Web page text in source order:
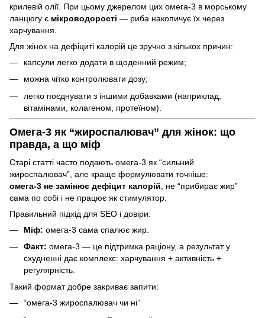
крилевій олії. При цьому джерелом цих омега-3 в морському
ланцюгу є мікроводорості — риба накопичує їх через
харчування.
Для жінок на дефіциті калорій це зручно з кількох причин:
капсули легко додати в щоденний режим;
можна чітко контролювати дозу;
легко поєднувати з іншими добавками (наприклад,
вітамінами, колагеном, протеїном).
Омега-3 як “жироспалювач” для жінок: що
правда, а що міф
Старі статті часто подають омега-3 як “сильний
жироспалювач”, але краще формулювати точніше:
омега-3 не замінює дефіцит калорій , не “прибирає жир”
сама по собі і не працює як стимулятор.
Правильний підхід для SEO і довіри:
Міф: омега-3 сама спалює жир.
Факт: омега-3 — це підтримка раціону, а результат у
схудненні дає комплекс: харчування + активність +
регулярність.
Такий формат добре закриває запити:
“омега-3 жироспалювач чи ні”